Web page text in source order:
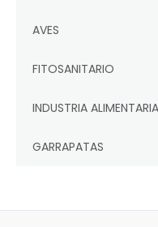
AVES
FITOSANITARIO
INDUSTRIA ALIMENTARIA
GARRAPATAS